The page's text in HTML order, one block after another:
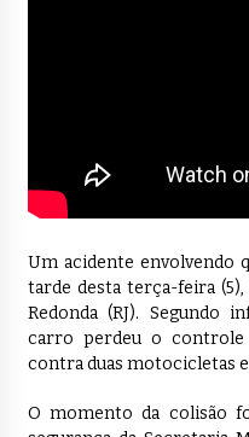
Um acidente envolvendo
tarde desta terça-feira
Redonda (RJ). Segundo
carro perdeu o controle
contra duas motocicletas
O momento da colisão